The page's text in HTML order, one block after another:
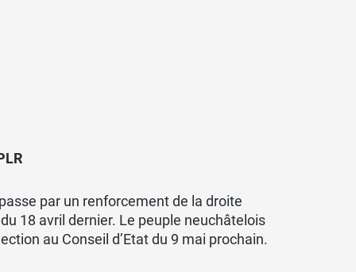
par un renforcement de la droite
18 avril dernier. Le peuple neuchâtelois
au Conseil d’Etat du 9 mai prochain.